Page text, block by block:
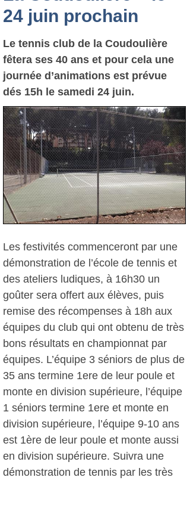
24 juin prochain
Le tennis club de la Coudoulière
fêtera ses 40 ans et pour cela une
journée d’animations est prévue
dés 15h le samedi 24 juin.
Les festivités commenceront par une
démonstration de l’école de tennis et
des ateliers ludiques, à 16h30 un
goûter sera offert aux élèves, puis
remise des récompenses à 18h aux
équipes du club qui ont obtenu de très
bons résultats en championnat par
équipes. L’équipe 3 séniors de plus de
35 ans termine 1ere de leur poule et
monte en division supérieure, l’équipe
1 séniors termine 1ere et monte en
division supérieure, l’équipe 9-10 ans
est 1ère de leur poule et monte aussi
en division supérieure. Suivra une
démonstration de tennis par les très